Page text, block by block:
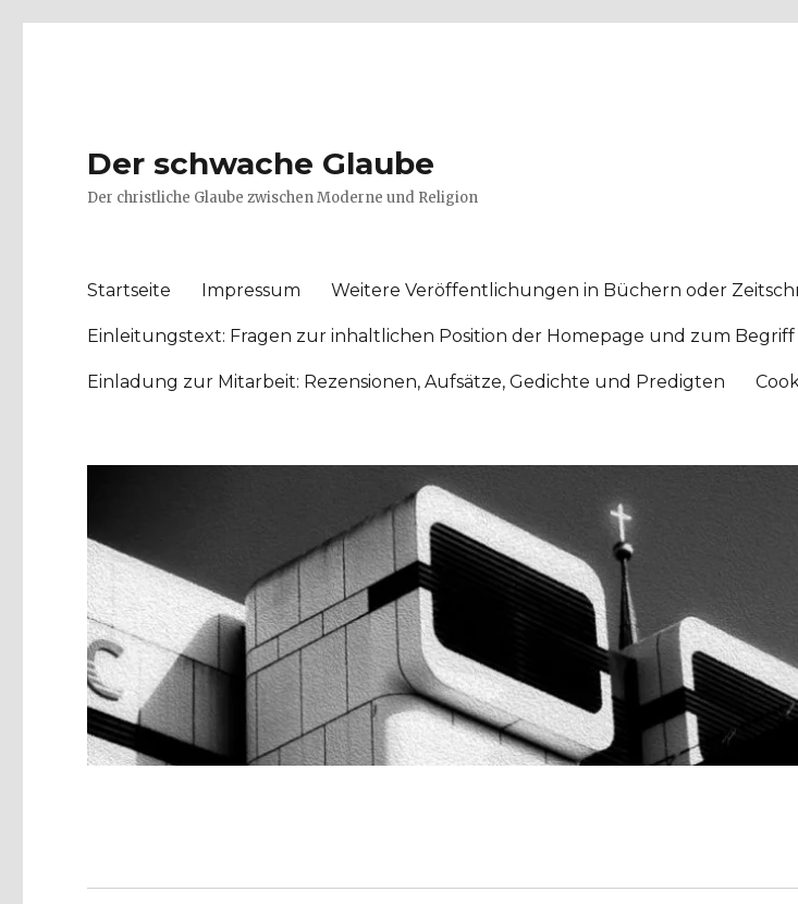
Der schwache Glaube
Der christliche Glaube zwischen Moderne und Religion
Startseite Impressum Weitere Veröffentlichungen in Büchern oder
Einleitungstext: Fragen zur inhaltlichen Position der Homepage und zum Begriff
Einladung zur Mitarbeit: Rezensionen, Aufsätze, Gedichte und Predigten